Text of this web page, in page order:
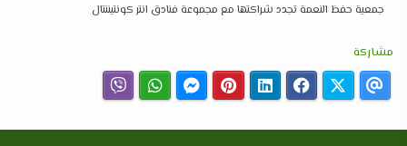
جمعية حفظ النعمة تجدد شراكتها مع مجموعة فنادق انتر كونتيننتال
مشاركة